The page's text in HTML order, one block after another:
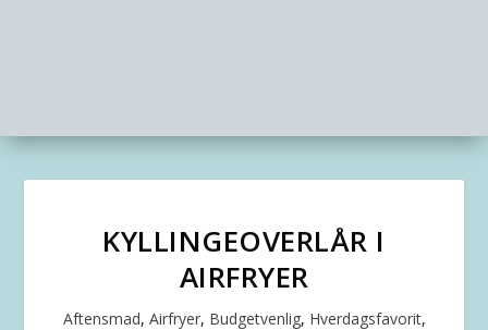
KYLLINGEOVERLÅR I
AIRFRYER
Aftensmad, Airfryer, Budgetvenlig, Hverdagsfavorit,